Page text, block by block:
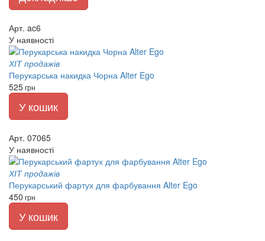
Арт. ac6
У наявності
ХІТ продажів
Перукарська накидка Чорна Alter Ego
525грн
У кошик
Арт. 07065
У наявності
ХІТ продажів
Перукарський фартух для фарбування Alter Ego
450 грн
У кошик